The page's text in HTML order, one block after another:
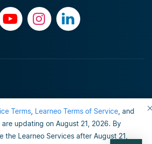
Terms Learneo Terms of Service , and
are updating on August 21, 2026. By
the Learneo Services after August 21,
Brugervilkår